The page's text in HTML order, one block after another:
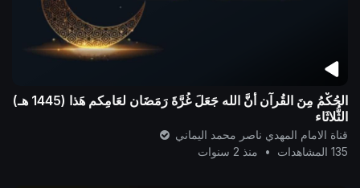
الحُكْمُ مِنَ القُرآن أنَّ الله جَعَلَ غُرَّةَ رَمَضَان لعَامِكم هَذا (1445 هـ)
الثُّلاثَاء
قناة الامام المهدي ناصر محمد اليماني
135 المشاهدات
• منذ 2 سنوات